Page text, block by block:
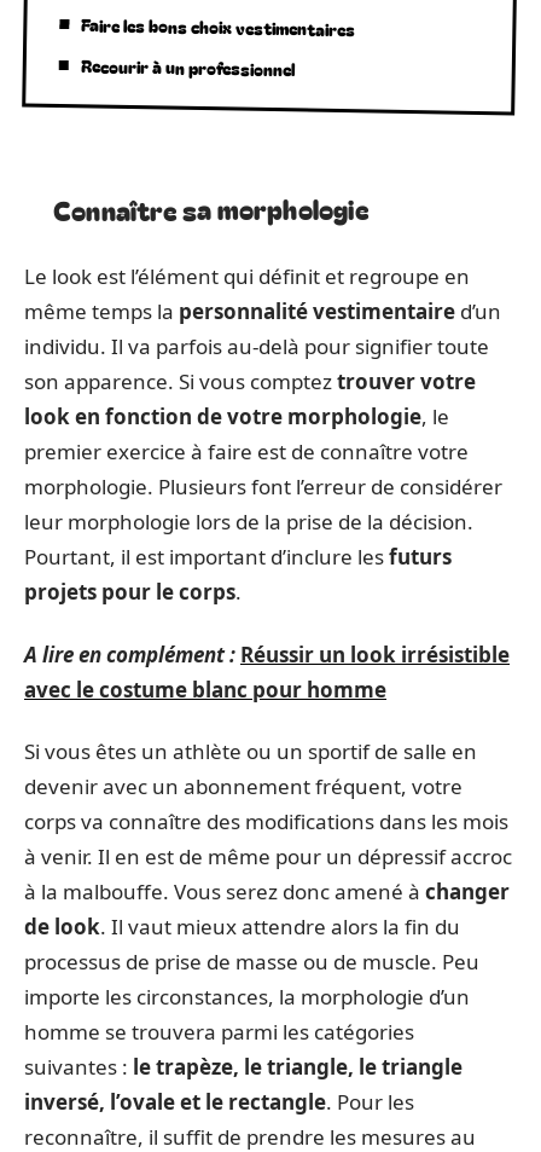
Faire les bons choix vestimentaires
Recourir à un professionnel
Connaître sa morphologie
Le look est l’élément qui définit et regroupe en
même temps la personnalité vestimentaire d’un
individu. Il va parfois au-delà pour signifier toute
son apparence. Si vous compteztrouver votre
look en fonction de votre morphologie, le
premier exercice à faire est de connaître votre
morphologie. Plusieurs font l’erreur de considérer
leur morphologie lors de la prise de la décision.
Pourtant, il est important d’inclure lesfuturs
projets pour le corps.
A lire en complément : Réussir un look irrésistible
avec le costume blanc pour homme
Si vous êtes un athlète ou un sportif de salle en
devenir avec un abonnement fréquent, votre
corps va connaître des modifications dans les mois
à venir. Il en est de même pour un dépressif accroc
à la malbouffe. Vous serez donc amené à changer
de look. Il vaut mieux attendre alors la fin du
processus de prise de masse ou de muscle. Peu
importe les circonstances, la morphologie d’un
homme se trouvera parmi les catégories
suivantes : le trapèze, le triangle, le triangle
inversé, l’ovale et le rectangle. Pour les
reconnaître, il suffit de prendre les mesures au